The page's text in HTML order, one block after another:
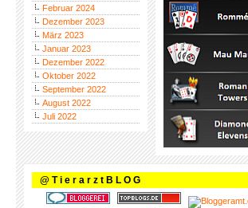
Februar 2024
Dezember 2023
März 2023
Januar 2023
Dezember 2022
Oktober 2022
September 2022
August 2022
Juli 2022
@ T i e r a r z t B L O G